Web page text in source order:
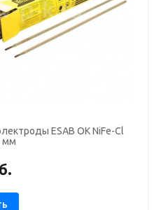
ESAB OK NiFe-Cl
мм